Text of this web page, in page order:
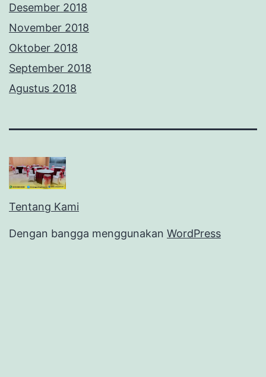
Desember 2018
November 2018
Oktober 2018
September 2018
Agustus 2018
Tentang Kami
Dengan bangga menggunakan WordPress